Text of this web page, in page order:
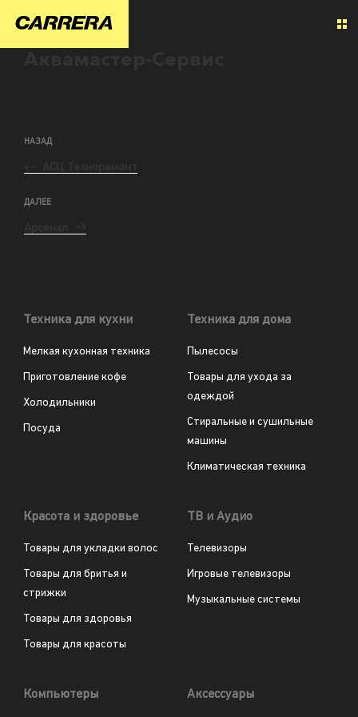
НАЗАД
ДАЛЕЕ
Техника для кухни
Мелкая кухонная техника
Приготовление кофе
Холодильники
Посуда
Техника для дома
Пылесосы
Товары для ухода за
одеждой
Стиральные и сушильные
машины
Климатическая техника
Красота и здоровье
Товары для укладки волос
Товары для бритья и
стрижки
Товары для здоровья
Товары для красоты
ТВ и Аудио
Телевизоры
Игровые телевизоры
Музыкальные системы
Компьютеры Аксессуары